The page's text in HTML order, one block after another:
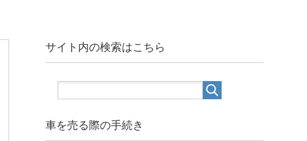
サイト内の検索はこちら
車を売る際の手続き